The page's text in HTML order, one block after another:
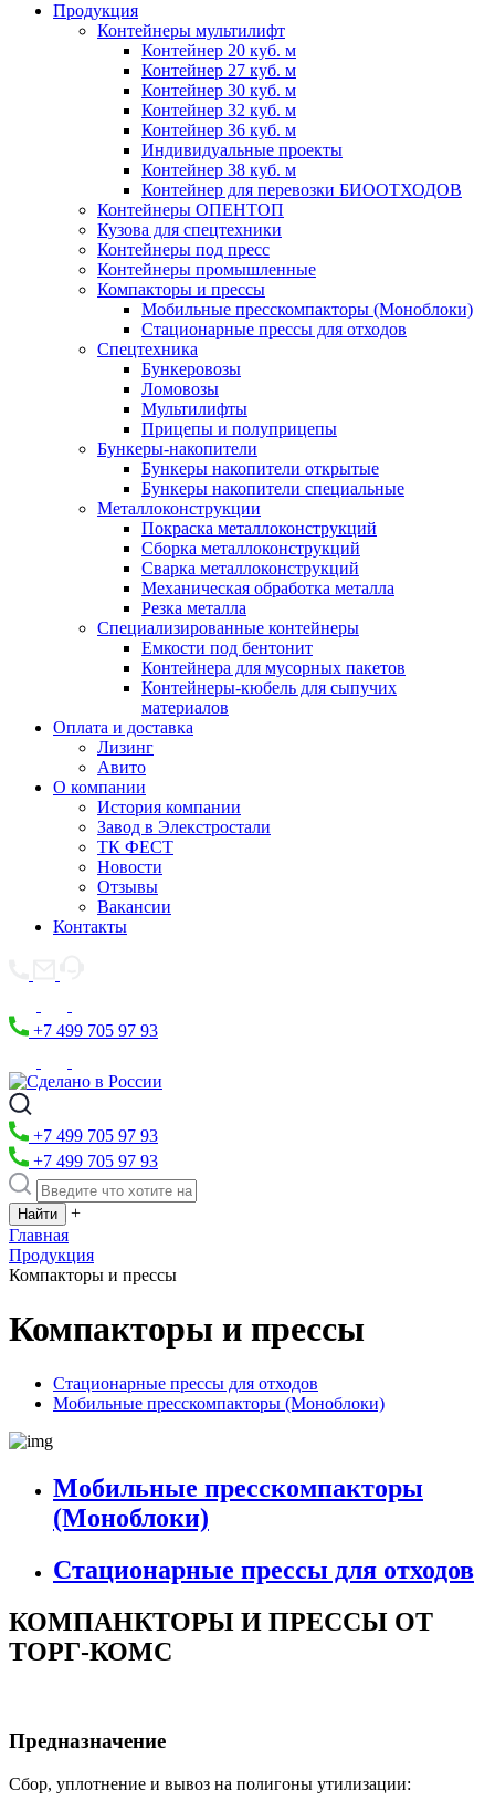
Продукция
Контейнеры мультилифт
Контейнер 20 куб. м
Контейнер 27 куб. м
Контейнер 30 куб. м
Контейнер 32 куб. м
Контейнер 36 куб. м
Индивидуальные проекты
Контейнер 38 куб. м
Контейнер для перевозки БИООТХОДОВ
Контейнеры ОПЕНТОП
Кузова для спецтехники
Контейнеры под пресс
Контейнеры промышленные
Компакторы и прессы
Мобильные пресскомпакторы (Моноблоки)
Стационарные прессы для отходов
Спецтехника
Бункеровозы
Ломовозы
Мультилифты
Прицепы и полуприцепы
Бункеры-накопители
Бункеры накопители открытые
Бункеры накопители специальные
Металлоконструкции
Покраска металлоконструкций
Сборка металлоконструкций
Сварка металлоконструкций
Механическая обработка металла
Резка металла
Специализированные контейнеры
Емкости под бентонит
Контейнера для мусорных пакетов
Контейнеры-кюбель для сыпучих
материалов
Оплата и доставка
Лизинг
Авито
О компании
История компании
Завод в Элекстростали
ТК ФЕСТ
Новости
Отзывы
Вакансии
Контакты
+7 499 705 97 93
+7 499 705 97 93
+7 499 705 97 93
+
Главная
Продукция
Компакторы и прессы
Компакторы и прессы
Стационарные прессы для отходов
Мобильные пресскомпакторы (Моноблоки)
Мобильные пресскомпакторы
(Моноблоки)
Стационарные прессы для отходов
КОМПАНКТОРЫ И ПРЕССЫ ОТ
ТОРГ-КОМС
Предназначение
Сбор, уплотнение и вывоз на полигоны утилизации: